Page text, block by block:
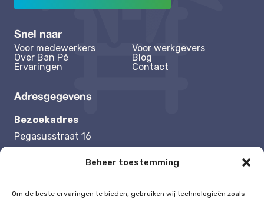
Beheer toestemming
Om de beste ervaringen te bieden, gebruiken wij technologieën zoals
Snel naar
Voor medewerkers
Voor werkgevers
Over Ban Pé
Blog
Ervaringen
Contact
Adresgegevens
Bezoekadres
Pegasusstraat 16